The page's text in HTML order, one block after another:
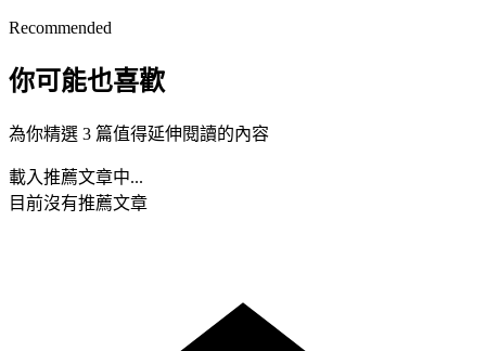
Recommended
你可能也喜歡
為你精選 3 篇值得延伸閱讀的內容
載入推薦文章中...
目前沒有推薦文章